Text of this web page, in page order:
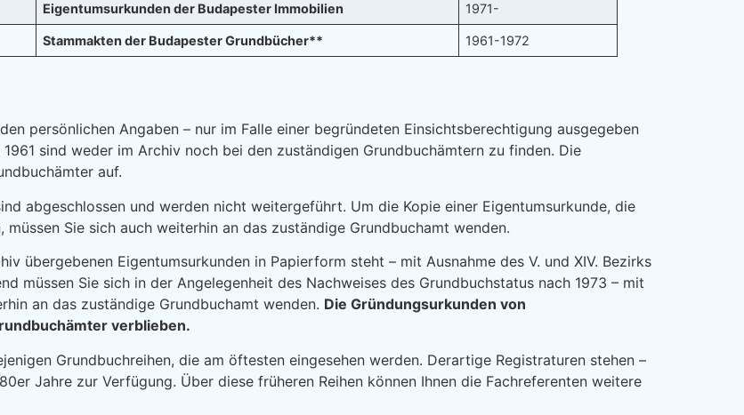
Eigentumsurkunden der Budapester Immobilien 1971-
Stammakten der Budapester Grundbücher** 1961-1972
persönlichen Angaben – nur im Falle einer begründeten Einsichtsberechtigung ausgegeben
sind weder im Archiv noch bei den zuständigen Grundbuchämtern zu finden. Die
auf.
abgeschlossen und werden nicht weitergeführt. Um die Kopie einer Eigentumsurkunde, die
Sie sich auch weiterhin an das zuständige Grundbuchamt wenden.
übergebenen Eigentumsurkunden in Papierform steht – mit Ausnahme des V. und XIV. Bezirks
müssen Sie sich in der Angelegenheit des Nachweises des Grundbuchstatus nach 1973 – mit
an das zuständige Grundbuchamt wenden. Die Gründungsurkunden von
verblieben.
Grundbuchreihen, die am öftesten eingesehen werden. Derartige Registraturen stehen –
Jahre zur Verfügung. Über diese früheren Reihen können Ihnen die Fachreferenten weitere